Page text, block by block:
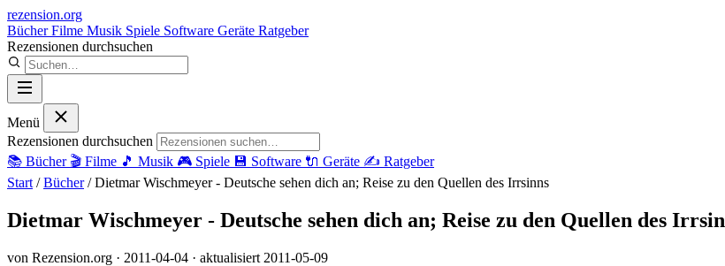
rezension.org
BücherFilme Musik Spiele Software Geräte Ratgeber
Rezensionen durchsuchen
Menü
Rezensionen durchsuchen
📚 Bücher 🎬 Filme 🎵 Musik 🎮 Spiele 💾 Software 🔌 Geräte ✍️ Ratgeber
Start / Bücher / Dietmar Wischmeyer - Deutsche sehen dich an; Reise zu den Quellen des Irrsinns
Dietmar Wischmeyer - Deutsche sehen dich an; Reise zu den Quellen des
von Rezension.org · 2011-04-04 · aktualisiert 2011-05-09